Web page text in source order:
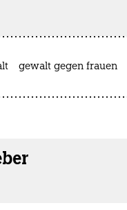
gewalt gegen frauen